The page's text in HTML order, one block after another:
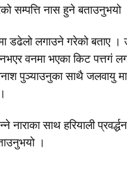
सम्पत्ति नास हुने बताउनुभयो
डढेलो लगाउने गरेको बताए ।
वनमा भएका किट पत्तगं
पुञ्याउनुका साथै जलवायु
साथ हरियाली
।